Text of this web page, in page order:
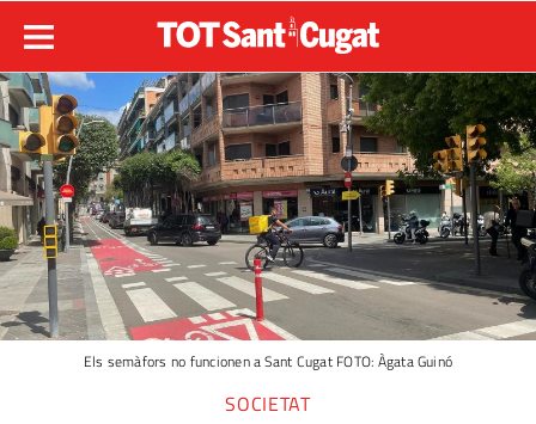
Els semàfors no funcionen a Sant Cugat FOTO: Àgata Guinó
SOCIETAT